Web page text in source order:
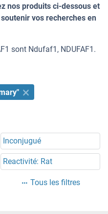
nos produits ci-dessous et
vos recherches en
sont Ndufaf1, NDUFAF1.
Inconjugué
Reactivité: Rat
Tous les filtres